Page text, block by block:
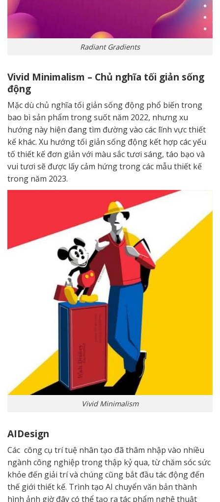
Radiant Gradients
Vivid Minimalism – Chủ nghĩa tối giản sống
động
Mặc dù chủ nghĩa tối giản sống động phổ biến trong
bao bì sản phẩm trong suốt năm 2022, nhưng xu
hướng này hiện đang tìm đường vào các lĩnh vực thiết
kế khác. Xu hướng tối giản sống động kết hợp các yếu
tố thiết kế đơn giản với màu sắc tươi sáng, táo bạo và
vui tươi sẽ được lấy cảm hứng trong các mẫu thiết kế
trong năm 2023.
Vivid Minimalism
AIDesign
Các công cụ trí tuệ nhân tạo đã thâm nhập vào nhiều
ngành công nghiệp trong thập kỷ qua, từ chăm sóc sức
khỏe đến giải trí và chúng cũng bắt đầu tác động đến
thế giới thiết kế. Trình tạo AI chuyển văn bản thành
hình ảnh giờ đây có thể tạo ra tác phẩm nghệ thuật